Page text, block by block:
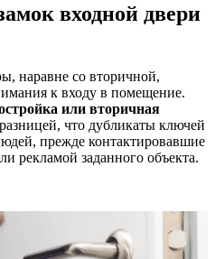
входной двери
наравне со вторичной,
к входу в помещение.
или вторичная
что дубликаты ключей
прежде контактировавшие
рекламой заданного объекта.